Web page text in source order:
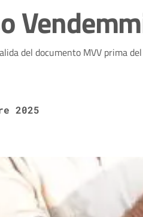
della
del documento MVV prima
2025